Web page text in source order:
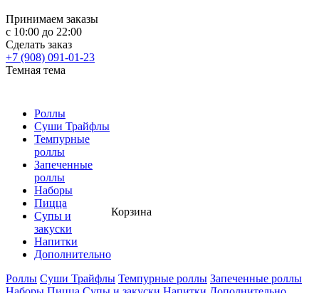
Принимаем заказы
с 10:00 до 22:00
Сделать заказ
+7 (908) 091-01-23
Темная тема
Роллы
Суши Трайфлы
Темпурные
роллы
Запеченные
роллы
Наборы
Пицца
Супы и
закуски
Напитки
Дополнительно
Корзина
Роллы Суши Трайфлы Темпурные роллы Запеченные роллы